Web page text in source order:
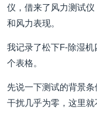
仪，借来了风力测试
和风力表现。
我记录了松下F-除湿
个表格。
先说一下测试的背景
干扰几乎为零，这里